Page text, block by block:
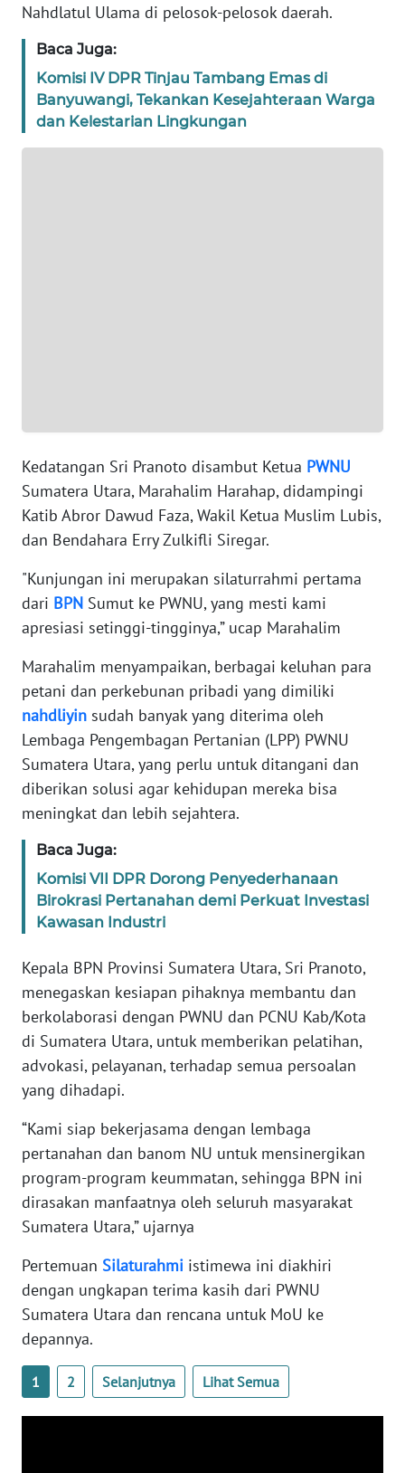
Nahdlatul Ulama di pelosok-pelosok daerah.
Baca Juga:
Komisi IV DPR Tinjau Tambang Emas di
Banyuwangi, Tekankan Kesejahteraan Warga
dan Kelestarian Lingkungan
Kedatangan Sri Pranoto disambut Ketua PWNU
Sumatera Utara, Marahalim Harahap, didampingi
Katib Abror Dawud Faza, Wakil Ketua Muslim Lubis,
dan Bendahara Erry Zulkifli Siregar.
"Kunjungan ini merupakan silaturrahmi pertama
dari BPN Sumut ke PWNU, yang mesti kami
apresiasi setinggi-tingginya,” ucap Marahalim
Marahalim menyampaikan, berbagai keluhan para
petani dan perkebunan pribadi yang dimiliki
nahdliyin sudah banyak yang diterima oleh
Lembaga Pengembagan Pertanian (LPP) PWNU
Sumatera Utara, yang perlu untuk ditangani dan
diberikan solusi agar kehidupan mereka bisa
meningkat dan lebih sejahtera.
Baca Juga:
Komisi VII DPR Dorong Penyederhanaan
Birokrasi Pertanahan demi Perkuat Investasi
Kawasan Industri
Kepala BPN Provinsi Sumatera Utara, Sri Pranoto,
menegaskan kesiapan pihaknya membantu dan
berkolaborasi dengan PWNU dan PCNU Kab/Kota
di Sumatera Utara, untuk memberikan pelatihan,
advokasi, pelayanan, terhadap semua persoalan
yang dihadapi.
“Kami siap bekerjasama dengan lembaga
pertanahan dan banom NU untuk mensinergikan
program-program keummatan, sehingga BPN ini
dirasakan manfaatnya oleh seluruh masyarakat
Sumatera Utara,” ujarnya
Pertemuan Silaturahmi istimewa ini diakhiri
dengan ungkapan terima kasih dari PWNU
Sumatera Utara dan rencana untuk MoU ke
depannya.
1 2 Selanjutnya Lihat Semua
Wahana
Regional
WN
SUMUT
WN
PAPUA
PAPUA
BARAT
RIAU
WN
SERAMBI
WN
JAMBI
WN
WN
NTB
SULTENG
WN
SULBAR
BABEL
WN
SUMBAR
SUMSEL
WN
BENGKULU
WN
LAMPUNG